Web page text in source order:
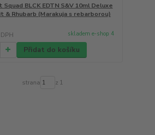
Squad BLCK EDTN S&V 10ml Deluxe
& Rhubarb (Marakuja s rebarborou)
skladem e-shop 4
Přidat do košíku
strana z 1